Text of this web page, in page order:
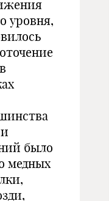
уровня,
было
медных